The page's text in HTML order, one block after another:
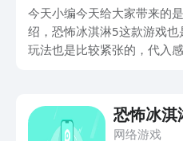
今天小编今天给大家带来的
绍，恐怖冰淇淋5这款游戏也
玩法也是比较紧张的，代入
家要是对这款游戏比较感兴
恐怖冰淇
网络游戏